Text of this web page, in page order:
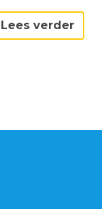
Lees verder